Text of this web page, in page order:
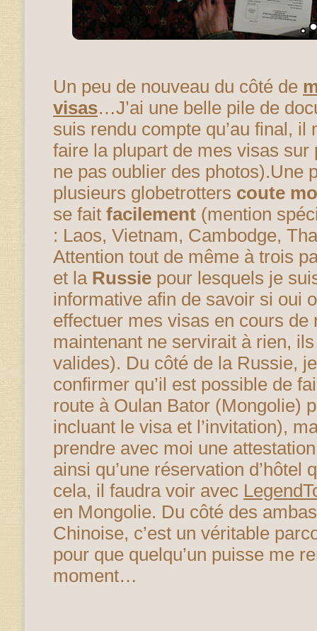
Un peu de nouveau du côté de
visas…J’ai une belle pile de
suis rendu compte qu’au final, il
faire la plupart de mes visas sur
ne pas oublier des photos).Une
plusieurs globetrotters coute
se fait facilement (mention
: Laos, Vietnam, Cambodge,
Attention tout de même à trois
et la Russie pour lesquels je
informative afin de savoir si oui
effectuer mes visas en cours de
maintenant ne servirait à rien,
valides). Du côté de la Russie,
confirmer qu’il est possible de
route à Oulan Bator (Mongolie)
incluant le visa et l’invitation),
prendre avec moi une
ainsi qu’une réservation d’hôtel
cela, il faudra voir avec
en Mongolie. Du côté des
Chinoise, c’est un véritable
pour que quelqu’un puisse me
moment…